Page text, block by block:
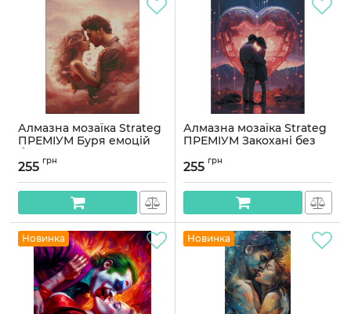
Алмазна мозаїка Strateg
ПРЕМІУМ Буря емоцій
без підрамника
розміром 40х50 см
Артикул:ZAV4050-20
255 грн
Алмазна мозаїка Strateg
ПРЕМІУМ Закохані без
40х50 см (ZAV4050-17)
Артикул:ZAV4050-17
255 грн
Новинка Новинка